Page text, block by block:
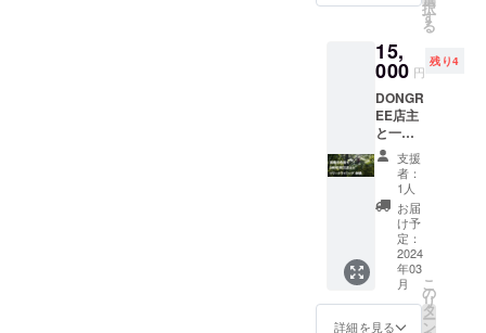
の上、
催行さ
ただき
ます。
複数人
でそれ
ぞれリ
ターン
をご購
入いた
だいた
場合、
同日で
の開催
次 ※体
験希望
数の場
合、
リータ
ン催行
までお
待ちい
ただく
可能性
がござ
います
こと、
予めご
DONGR
EE店内
(滋賀県
湖南市
石部西
1-5-7)
日程：
2024年
1月以降
で個別
にご相
談。 時
間：
8:00〜
10:00 ※
交通費
はお客
様各自
をプリ
てお店
に並べ
る権利
です。
グラス
は2個制
作し、1
つは喫
茶焙煎
室dにス
ポン
サー紹
介とし
て飾ら
せても
らい、
もう1つ
択
す
る
15,
000 円
残り4
DONGR
EE店主
と一緒
に、
ロープ
一本で
子供か
ら大人
まで、
簡単に
木登り
出来る
アク
ティビ
支援
者：
1人
お届
け予
定：
2024
年03
月
詳細を見る
こ
の
リ
タ
ー
ン